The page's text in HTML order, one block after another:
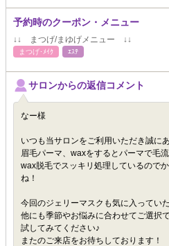
予約時のクーポン・メニュー
↓↓ まつげ/まゆげメニュー ↓↓
まつげ･ﾒｲｸ ｴｽﾃ
サロンからの返信コメント
なー様
いつも当サロンをご利用いただき誠に
眉毛パーマ、waxをするとパーマで毛
wax脱毛でスッキリ処理しているので
ね！
今回のジェリーマスクも気に入ってい
他にも季節やお悩みに合わせてご選択
試してみてください♪
またのご来店をお待ちしております！